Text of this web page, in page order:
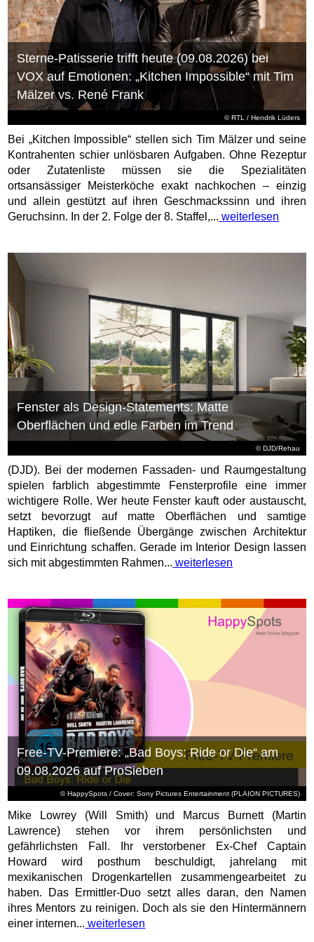
©RTL / Hendrik Lüders
Sterne-Patisserie trifft heute (09.08.2026) bei
VOX auf Emotionen: „Kitchen Impossible“ mit Tim
Mälzer vs. René Frank
Bei „Kitchen Impossible“ stellen sich Tim Mälzer und seine
Kontrahenten schier unlösbaren Aufgaben. Ohne Rezeptur
oder Zutatenliste müssen sie die Spezialitäten
ortsansässiger Meisterköche exakt nachkochen – einzig
und allein gestützt auf ihren Geschmackssinn und ihren
Geruchsinn. In der 2. Folge der 8. Staffel,... weiterlesen
© DJD/Rehau
Fenster als Design-Statements: Matte
Oberflächen und edle Farben im Trend
(DJD). Bei der modernen Fassaden- und Raumgestaltung
spielen farblich abgestimmte Fensterprofile eine immer
wichtigere Rolle. Wer heute Fenster kauft oder austauscht,
setzt bevorzugt auf matte Oberflächen und samtige
Haptiken, die fließende Übergänge zwischen Architektur
und Einrichtung schaffen. Gerade im Interior Design lassen
sich mit abgestimmten Rahmen... weiterlesen
© HappySpots / Cover: Sony Pictures Entertainment (PLAION PICTURES)
Free-TV-Premiere: „Bad Boys: Ride or Die“ am
09.08.2026 auf ProSieben
Mike Lowrey (Will Smith) und Marcus Burnett (Martin
Lawrence) stehen vor ihrem persönlichsten und
gefährlichsten Fall. Ihr verstorbener Ex-Chef Captain
Howard wird posthum beschuldigt, jahrelang mit
mexikanischen Drogenkartellen zusammengearbeitet zu
haben. Das Ermittler-Duo setzt alles daran, den Namen
ihres Mentors zu reinigen. Doch als sie den Hintermännern
einer internen... weiterlesen